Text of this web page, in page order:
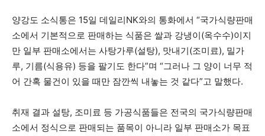
양강도 소식통은 15일 데일리NK와의 통화에서 “국가식량판매
소에서 기본적으로 판매하는 식품은 쌀과 강냉이(옥수수)이지
만 일부 판매소에서는 사탕가루(설탕), 맛내기(조미료), 밀가
루, 기름(식용유) 등을 팔기도 한다”며 “그러나 그 양이 너무 적
어 간혹 물건이 있을 때만 잠깐씩 내놓는 것 같다”고 말했다.
취재 결과 설탕, 조미료 등 가공식품들은 전국의 국가식량판매
소에서 정식으로 판매되는 품목이 아니라 일부 판매소가 목표